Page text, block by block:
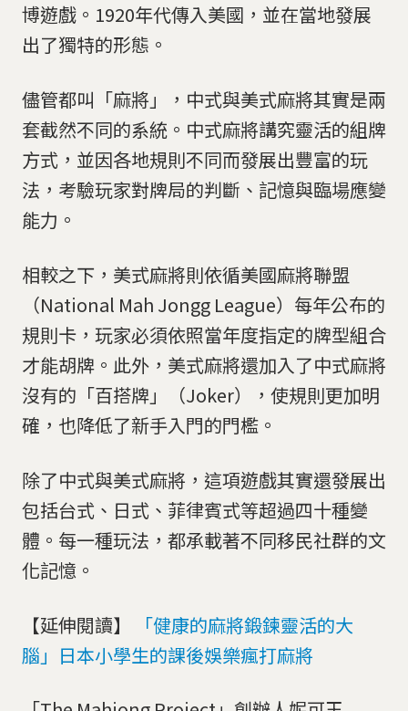
博遊戲。1920年代傳入美國，並在當地發展
出了獨特的形態。
儘管都叫「麻將」，中式與美式麻將其實是兩
套截然不同的系統。中式麻將講究靈活的組牌
方式，並因各地規則不同而發展出豐富的玩
法，考驗玩家對牌局的判斷、記憶與臨場應變
能力。
相較之下，美式麻將則依循美國麻將聯盟
（National Mah Jongg League）每年公布的
規則卡，玩家必須依照當年度指定的牌型組合
才能胡牌。此外，美式麻將還加入了中式麻將
沒有的「百搭牌」（Joker），使規則更加明
確，也降低了新手入門的門檻。
除了中式與美式麻將，這項遊戲其實還發展出
包括台式、日式、菲律賓式等超過四十種變
體。每一種玩法，都承載著不同移民社群的文
化記憶。
【延伸閱讀】
「健康的麻將鍛鍊靈活的大
腦」日本小學生的課後娛樂瘋打麻將